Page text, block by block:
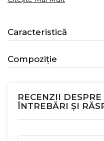
Caracteristică
Compoziție
RECENZII
ÎNTREBĂRI ȘI